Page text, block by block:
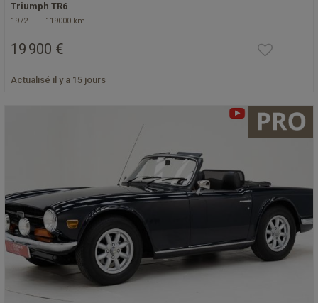
Triumph TR6
1972 119000 km
19 900 €
Actualisé il y a 15 jours